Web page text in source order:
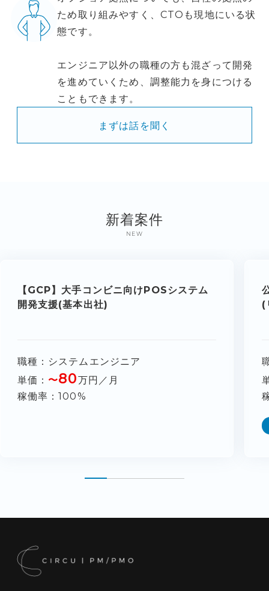
ため取り組みやすく、CTOも現地にいる状
態です。
エンジニア以外の職種の方も混ざって開発
を進めていくため、調整能力を身につける
こともできます。
まずは話を聞く
新着案件
NEW
【GCP】大手コンビニ向けPOSシステム
開発支援(基本出社)
職種
システムエンジニア
単価
〜80万円／月
稼働率
100%
(